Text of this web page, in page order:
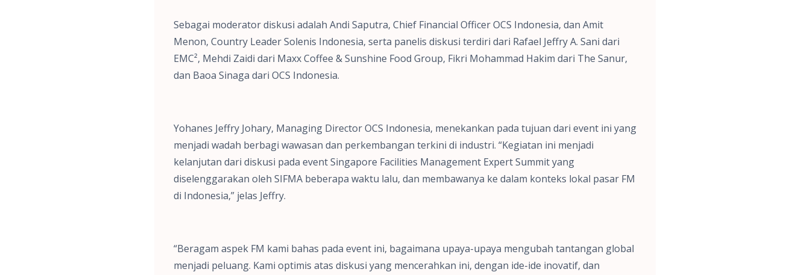
Sebagai moderator diskusi adalah Andi Saputra, Chief Financial Officer OCS Indonesia, dan Amit
Menon, Country Leader Solenis Indonesia, serta panelis diskusi terdiri dari Rafael Jeffry A. Sani dari
EMC², Mehdi Zaidi dari Maxx Coffee & Sunshine Food Group, Fikri Mohammad Hakim dari The Sanur,
dan Baoa Sinaga dari OCS Indonesia.
Yohanes Jeffry Johary, Managing Director OCS Indonesia, menekankan pada tujuan dari event ini yang
menjadi wadah berbagi wawasan dan perkembangan terkini di industri. “Kegiatan ini menjadi
kelanjutan dari diskusi pada event Singapore Facilities Management Expert Summit yang
diselenggarakan oleh SIFMA beberapa waktu lalu, dan membawanya ke dalam konteks lokal pasar FM
di Indonesia,” jelas Jeffry.
“Beragam aspek FM kami bahas pada event ini, bagaimana upaya-upaya mengubah tantangan global
menjadi peluang. Kami optimis atas diskusi yang mencerahkan ini, dengan ide-ide inovatif, dan